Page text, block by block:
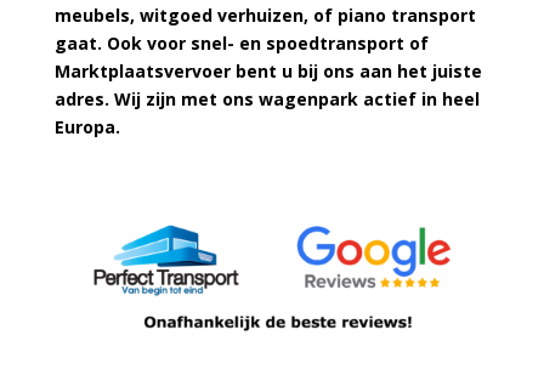
meubels, witgoed verhuizen, of piano transport
gaat. Ook voor snel- en spoedtransport of
Marktplaatsvervoer bent u bij ons aan het juiste
adres. Wij zijn met ons wagenpark actief in heel
Europa.